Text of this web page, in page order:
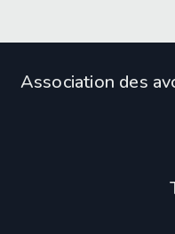
Association des